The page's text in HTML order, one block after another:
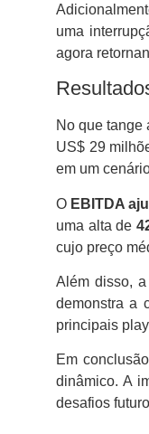
uma
agora
No que tange
US$ 29
em um
O EBITDA
uma alta de
cujo preço
Além disso,
demonstra a
principais
Em
dinâmico. A
desafios